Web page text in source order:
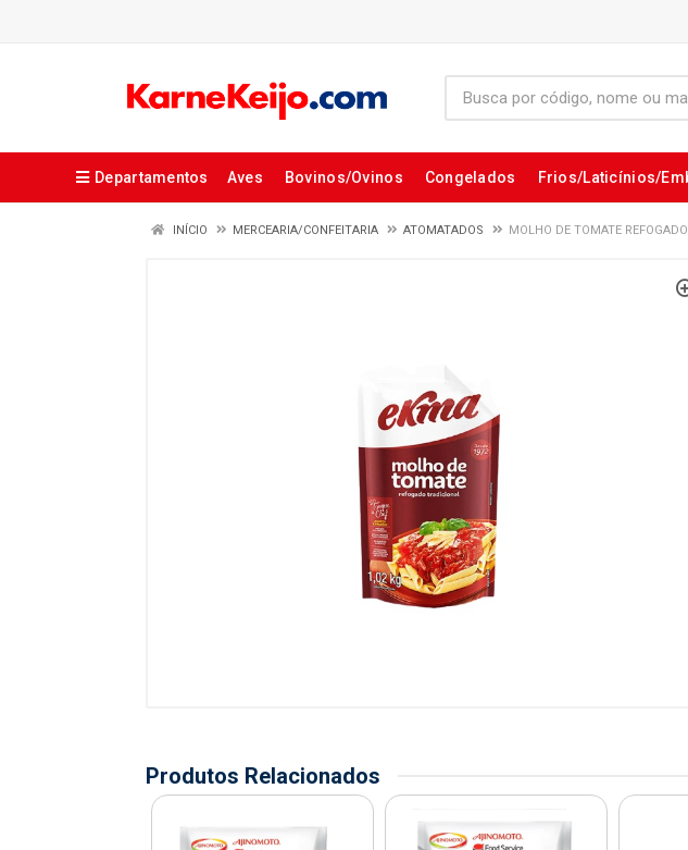
Departamentos Aves Bovinos/Ovinos Congelados Frios/Laticínios/
INÍCIO MERCEARIA/CONFEITARIA ATOMATADOS MOLHO DE TOMATE
Produtos Relacionados